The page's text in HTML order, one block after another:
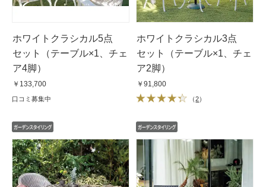
ホワイトクラシカル5点
セット（テーブル×1、チェ
ア4脚）
￥133,700
口コミ募集中
ホワイトクラシカル3点
セット（テーブル×1、チェ
ア2脚）
￥91,800
（2）